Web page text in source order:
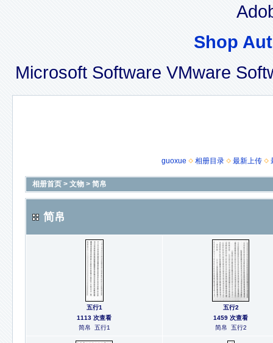
Shop
Microsoft Software VMware
guoxue 相册目录 最新上传
相册首页 > 文物 > 简帛
简帛
五行1
1113 次查看
简帛 五行1
五行2
1459 次查看
简帛 五行2